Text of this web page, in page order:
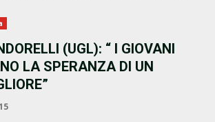
(UGL): “ I GIOVANI
LA SPERANZA DI UN